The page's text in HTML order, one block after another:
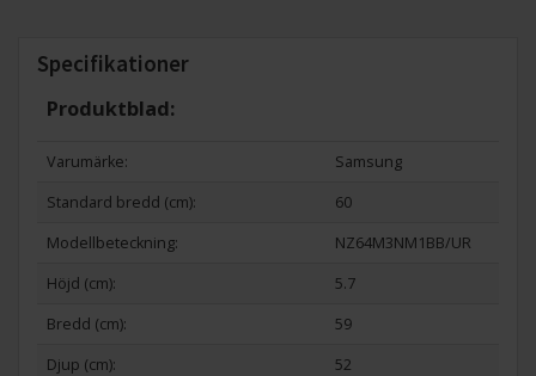
Power Boost-funktion
Tack vare Power Boost-funktionen kan du spara tid och
servera maten snabbare. När du aktiverar funktionen
tilldelar den varje kokzon extra effekt som ger dem en
Specifikationer
Produktblad:
Varumärke:
Samsung
Standard bredd (cm):
60
Modellbeteckning:
NZ64M3NM1BB/UR
Höjd (cm):
5.7
Bredd (cm):
59
Djup (cm):
52